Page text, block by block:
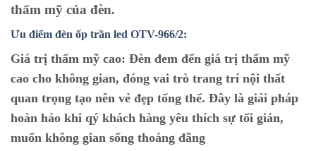
thẩm mỹ của đèn.
Ưu điểm đèn ốp trần led OTV-966/2:
Giá trị thẩm mỹ cao: Đèn đem đến giá trị thẩm mỹ
cao cho không gian, đóng vai trò trang trí nội thất
quan trọng tạo nên vẻ đẹp tổng thể. Đây là giải pháp
hoàn hảo khi qý khách hàng yêu thích sự tối giản,
muốn không gian sống thoáng đãng